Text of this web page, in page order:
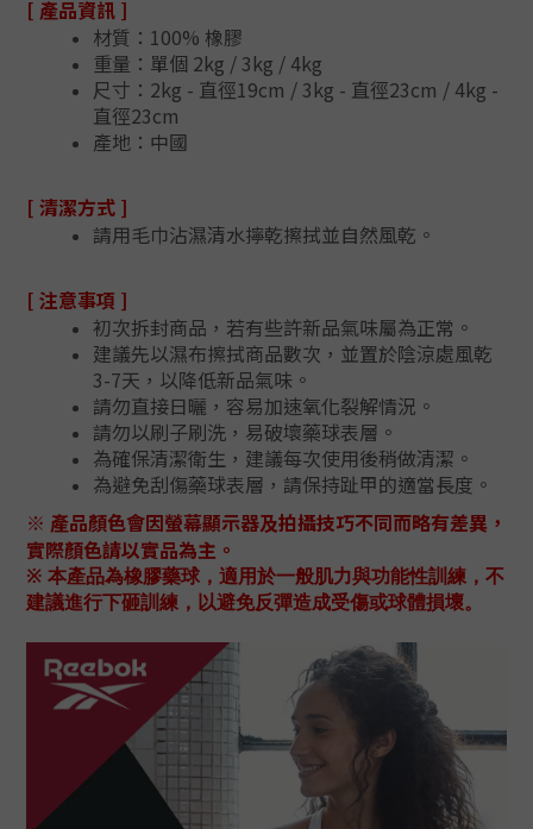
[ 產品資訊 ]
材質：100% 橡膠
重量：單個 2kg / 3kg / 4kg
尺寸：2kg - 直徑19cm / 3kg - 直徑23cm / 4kg -
直徑23cm
產地：中國
[ 清潔方式 ]
請用毛巾沾濕清水擰乾擦拭並自然風乾。
[ 注意事項 ]
初次拆封商品，若有些許新品氣味屬為正常。
建議先以濕布擦拭商品數次，並置於陰涼處風乾
3-7天，以降低新品氣味。
請勿直接日曬，容易加速氧化裂解情況。
請勿以刷子刷洗，易破壞藥球表層。
為確保清潔衛生，建議每次使用後稍做清潔。
為避免刮傷藥球表層，請保持趾甲的適當長度。
※ 產品顏色會因螢幕顯示器及拍攝技巧不同而略有差異，
實際顏色請以實品為主。
※ 本產品為橡膠藥球，適用於一般肌力與功能性訓練，不
建議進行下砸訓練，以避免反彈造成受傷或球體損壞。